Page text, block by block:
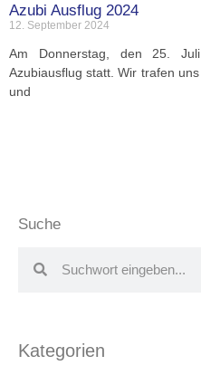
Azubi Ausflug 2024
12. September 2024
Am Donnerstag, den 25.
Azubiausflug statt. Wir trafen
und
Suche
Kategorien